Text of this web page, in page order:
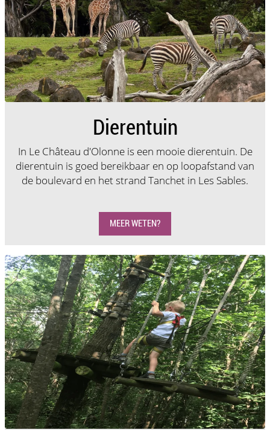
Dierentuin
In Le Château d'Olonne is een mooie dierentuin. De
dierentuin is goed bereikbaar en op loopafstand van
de boulevard en het strand Tanchet in Les Sables.
MEER WETEN?